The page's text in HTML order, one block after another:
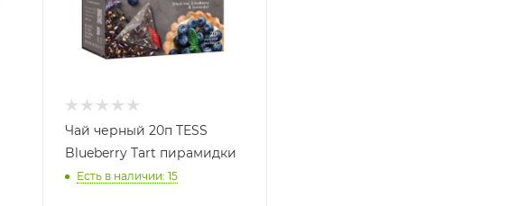
Чай черный 20п TESS
Blueberry Tart пирамидки
Есть в наличии: 15